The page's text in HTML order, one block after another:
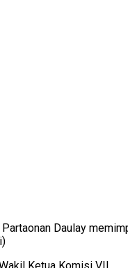
Daulay
Ketua Komisi VII